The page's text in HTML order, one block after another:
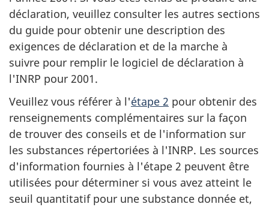
déclaration, veuillez consulter les autres sections
du guide pour obtenir une description des
exigences de déclaration et de la marche à
suivre pour remplir le logiciel de déclaration à
l'INRP pour 2001.
Veuillez vous référer à l'étape 2 pour obtenir des
renseignements complémentaires sur la façon
de trouver des conseils et de l'information sur
les substances répertoriées à l'INRP. Les sources
d'information fournies à l'étape 2 peuvent être
utilisées pour déterminer si vous avez atteint le
seuil quantitatif pour une substance donnée et,